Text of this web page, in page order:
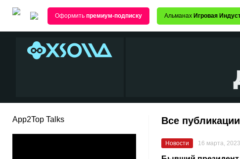
Оформить премиум-подписку Альманах Игровая
App2Top Talks Все
Новости 16 марта, 2023